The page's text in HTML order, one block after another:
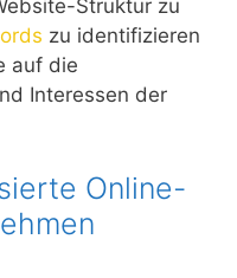
Struktur zu
zu identifizieren
auf die
Interessen der
Online-